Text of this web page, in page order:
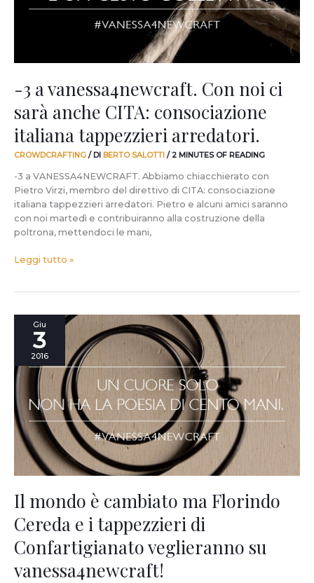
-3 a vanessa4newcraft. Con noi ci
sarà anche CITA: consociazione
italiana tappezzieri arredatori.
CROWDCRAFTING / DI BERTO SALOTTI /2 MINUTES OF READING
-3 a VANESSA4NEWCRAFT. Abbiamo chiacchierato con
Pietro Virzi, membro del direttivo di CITA: consociazione
italiana tappezzieri arredatori. Pietro e alcuni amici saranno
con noi martedì e contribuiranno alla costruzione della
poltrona, mettendoci le mani,
anche
tappezzieri
Leggi tutto »
Giu
3
2016
Il mondo è cambiato ma Florindo
Cereda e i tappezzieri di
Confartigianato veglieranno su
vanessa4newcraft!
mondo
ma
Florindo
Cereda
e
tappezzieri
Confartigianato
vanessa4newcraft!